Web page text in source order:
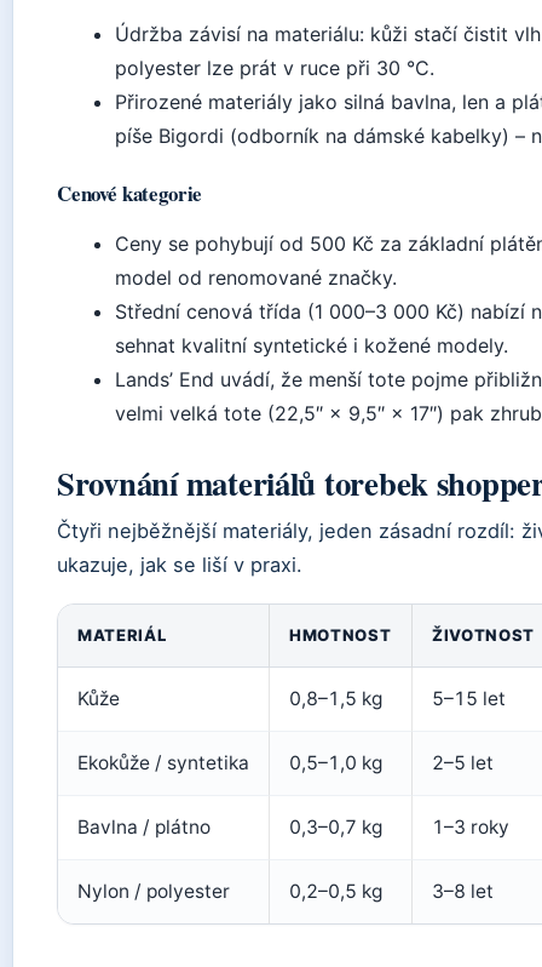
Údržba závisí na materiálu: kůži stačí čistit
polyester lze prát v ruce při 30 °C.
Přirozené materiály jako silná bavlna, len a
píše Bigordi (odborník na dámské kabelky) –
Cenové kategorie
Ceny se pohybují od 500 Kč za základní
model od renomované značky.
Střední cenová třída (1 000–3 000 Kč) nabízí
sehnat kvalitní syntetické i kožené modely.
Lands’ End uvádí, že menší tote pojme
velmi velká tote (22,5″ × 9,5″ × 17″) pak
Srovnání materiálů torebek
Čtyři nejběžnější materiály, jeden zásadní rozdíl:
ukazuje, jak se liší v praxi.
MATERIÁL HMOTNOST ŽIVOTNOST
Kůže 0,8–1,5 kg 5–15 let
Ekokůže / syntetika 0,5–1,0 kg 2–5 let
Bavlna / plátno 0,3–0,7 kg 1–3 roky
Nylon / polyester 0,2–0,5 kg 3–8 let